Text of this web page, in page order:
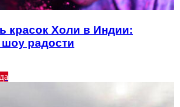
красок Холи в Индии:
радости